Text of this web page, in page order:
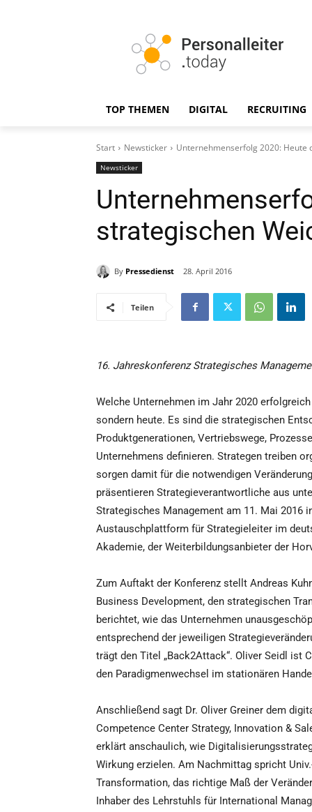
TOP THEMEN DIGITAL RECRUITING
Start Newsticker Unternehmenserfolg 2020: Heute
Newsticker
strategischen
By Pressedienst 28. April 2016
Teilen
16. Jahreskonferenz Strategisches
Welche Unternehmen im Jahr 2020
sondern heute. Es sind die strategischen
Produktgenerationen, Vertriebswege,
Unternehmens definieren. Strategen treiben
sorgen damit für die notwendigen
präsentieren Strategieverantwortliche aus
Strategisches Management am 11. Mai 2016
Austauschplattform für Strategieleiter im
Akademie, der Weiterbildungsanbieter der
Zum Auftakt der Konferenz stellt Andreas
Business Development, den strategischen
berichtet, wie das Unternehmen
entsprechend der jeweiligen
trägt den Titel „Back2Attack“. Oliver Seidl ist
den Paradigmenwechsel im stationären
Anschließend sagt Dr. Oliver Greiner dem
Competence Center Strategy, Innovation &
erklärt anschaulich, wie
Wirkung erzielen. Am Nachmittag spricht
Transformation, das richtige Maß der
Inhaber des Lehrstuhls für International